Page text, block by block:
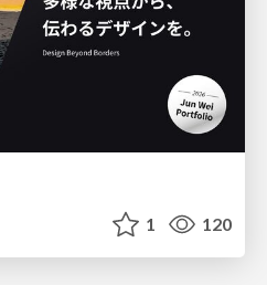
1 120